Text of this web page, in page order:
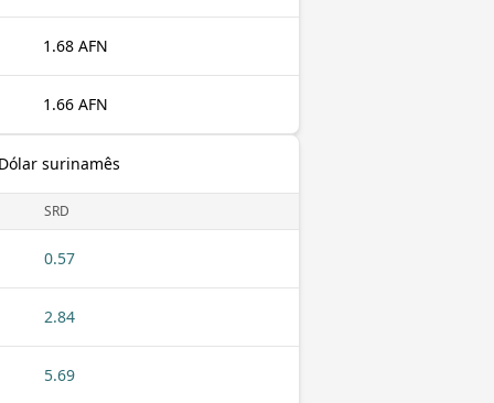
1.68 AFN
1.66 AFN
surinamês
SRD
0.57
2.84
5.69